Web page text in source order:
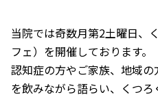
当院では奇数月第2土曜日、
フェ）を開催しております。
認知症の方やご家族、地域
を飲みながら語らい、くつろ